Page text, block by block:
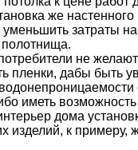
же
затраты
полотнища.
не
пленки, дабы быть
иметь
дома
изделий, к примеру,